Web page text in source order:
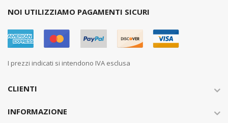
NOI UTILIZZIAMO PAGAMENTI SICURI
I prezzi indicati si intendono IVA esclusa
CLIENTI
INFORMAZIONE